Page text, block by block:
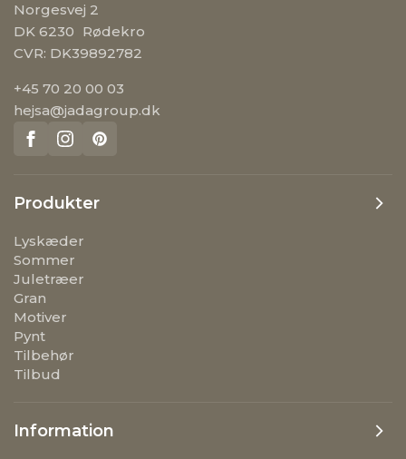
Norgesvej 2
DK 6230 Rødekro
CVR: DK39892782
+45 70 20 00 03
hejsa@jadagroup.dk
Produkter
Lyskæder
Sommer
Juletræer
Gran
Motiver
Pynt
Tilbehør
Tilbud
Information